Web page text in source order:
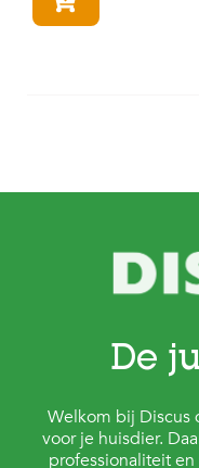
De
Welkom bij Discus
voor je huisdier.
professionaliteit